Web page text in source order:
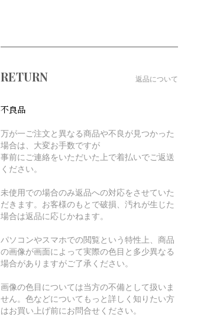
RETURN 返品について
不良品
万が一ご注文と異なる商品や不良が見つかった
場合は、大変お手数ですが
事前にご連絡をいただいた上で着払いでご返送
ください。
未使用での場合のみ返品への対応をさせていた
だきます。お客様のもとで破損、汚れが生じた
場合は返品に応じかねます。
パソコンやスマホでの閲覧という特性上、商品
の画像が画面によって実際の色目と多少異なる
場合がありますがご了承ください。
画像の色目については当方の不備として扱いま
せん。色などについてもっと詳しく知りたい方
はお買い上げ前にお問合せください。